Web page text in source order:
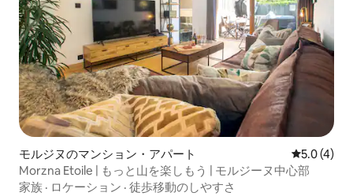
モルジヌのマンション・アパート レビュー4
5.0 (4)
Morzna Etoile | もっと山を楽しもう | モルジーヌ中心部
家族 · ロケーション · 徒歩移動のしやすさ